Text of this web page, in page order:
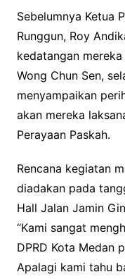
Sebelumnya Ketua
Runggun, Roy
kedatangan mereka
Wong Chun Sen,
menyampaikan
akan mereka
Perayaan Paskah.
Rencana kegiatan
diadakan pada
Hall Jalan Jamin
“Kami sangat
DPRD Kota Medan
Apalagi kami tahu